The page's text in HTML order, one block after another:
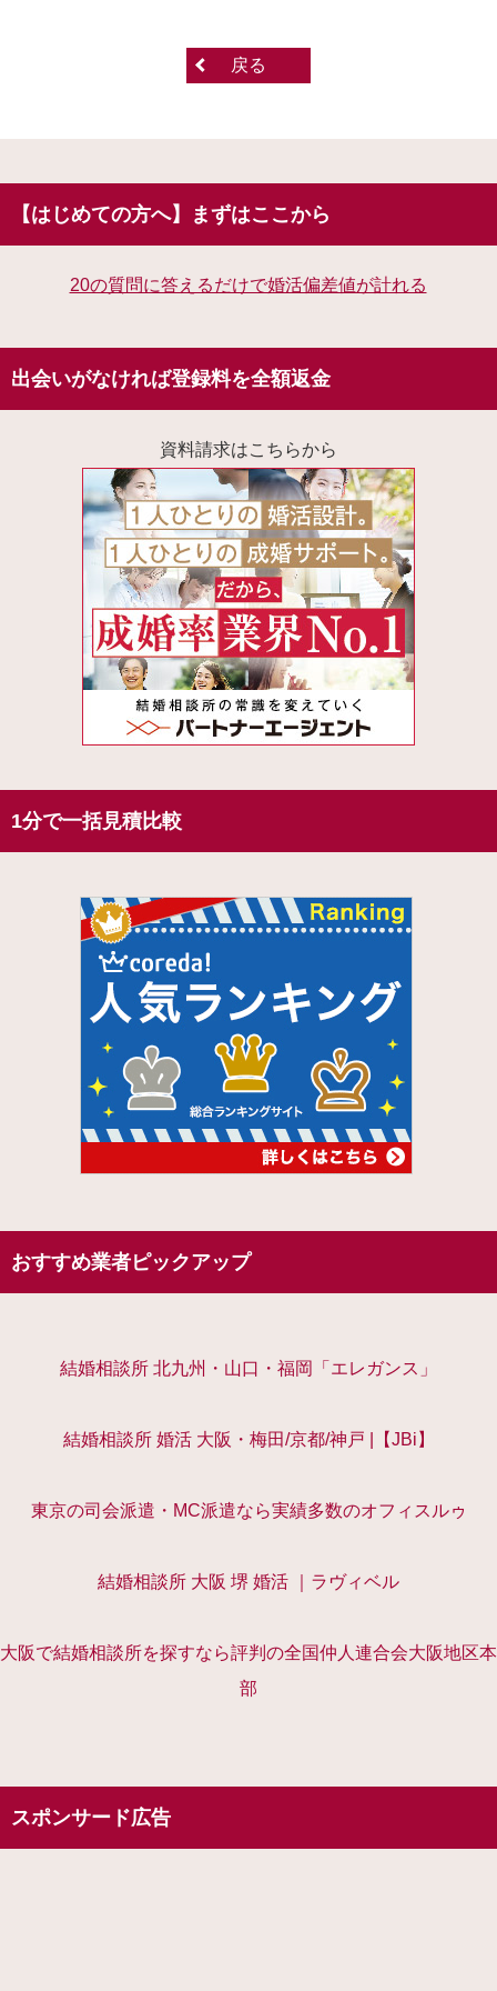
戻る
【はじめての方へ】まずはここから
20の質問に答えるだけで婚活偏差値が計れる
出会いがなければ登録料を全額返金
資料請求はこちらから
1分で一括見積比較
おすすめ業者ピックアップ
結婚相談所 北九州・山口・福岡「エレガンス」
結婚相談所 婚活 大阪・梅田/京都/神戸 |【JBi】
東京の司会派遣・MC派遣なら実績多数のオフィスルゥ
結婚相談所 大阪 堺 婚活 ｜ラヴィベル
大阪で結婚相談所を探すなら評判の全国仲人連合会大阪地区本
部
スポンサード広告